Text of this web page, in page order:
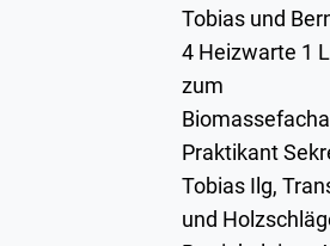
Tobias und
4 Heizwarte 1
zum
Praktikant
Tobias Ilg,
und